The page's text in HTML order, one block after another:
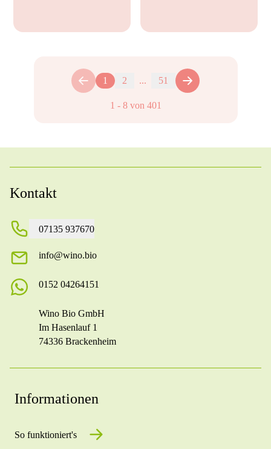
1 2 ... 51
1 - 8von 401
Kontakt
07135 937670
info@wino.bio
0152 04264151
Wino Bio GmbH
Im Hasenlauf 1
74336 Brackenheim
Informationen
So funktioniert's